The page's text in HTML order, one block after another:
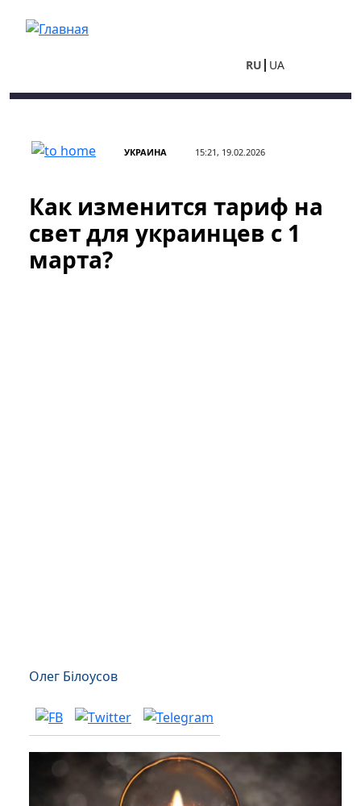
RU UA
УКРАИНА 15:21, 19.02.2026
Как изменится тариф на
свет для украинцев с 1
марта?
Олег Білоусов